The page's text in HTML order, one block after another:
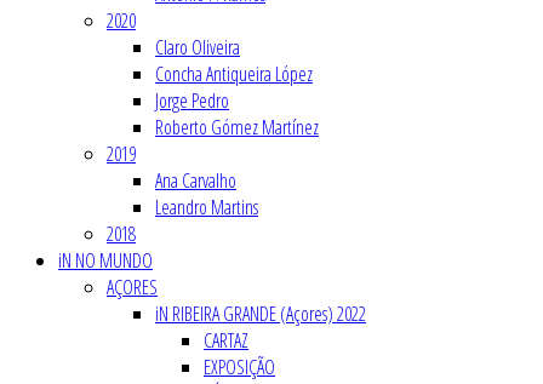
2020
Claro Oliveira
Concha Antiqueira López
Jorge Pedro
Roberto Gómez Martínez
2019
Ana Carvalho
Leandro Martins
2018
iN NO MUNDO
AÇORES
iN RIBEIRA GRANDE (Açores) 2022
CARTAZ
EXPOSIÇÃO